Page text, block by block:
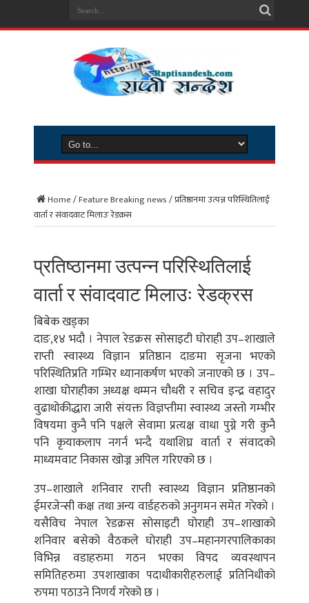
Home/Feature Breaking news/प्रतिष्ठानमा उत्पन्न परिस्थितिलाई
वार्ता र संवादवाट मिलाउः रेडक्रस
प्रतिष्ठानमा उत्पन्न परिस्थितिलाई
वार्ता र संवादवाट मिलाउः रेडक्रस
बिबेक खड्का
दाङ,१४ भदौ । नेपाल रेडक्रस सोसाइटी घोराही उप–शाखाले
राप्ती स्वास्थ्य विज्ञान प्रतिष्ठान दाङमा सृजना भएको
परिस्थितिप्रति गम्भिर ध्यानाकर्षण भएको जनाएको छ । उप–
शाखा घोराहीका अध्यक्ष थम्मन चौधरी र सचिव इन्द्र वहादुर
वुढाथोकीद्धारा जारी संयक्त विज्ञप्तीमा स्वास्थ्य जस्तो गम्भीर
विषयमा कुनै पनि पक्षले सेवामा प्रत्यक्ष वाधा पुग्ने गरी कुनै
पनि कृयाकलाप नगर्न भन्दै यथाशिघ्र वार्ता र संवादको
माध्यमवाट निकास खोज्न अपिल गरिएको छ ।
उप–शाखाले शनिवार राप्ती स्वास्थ्य विज्ञान प्रतिष्ठानको
ईमरजेन्सी कक्ष तथा अन्य वार्डहरुको अनुगमन समेत गरेको ।
यसैविच नेपाल रेडक्रस सोसाइटी घोराही उप–शाखाको
शनिवार बसेको वैठकले घोराही उप–महानगरपालिकाका
विभिन्न वडाहरुमा गठन भएका विपद व्यवस्थापन
समितिहरुमा उपशाखाका पदाधीकारीहरुलाई प्रतिनिधीको
रुपमा पठाउने निणर्य गरेको छ ।